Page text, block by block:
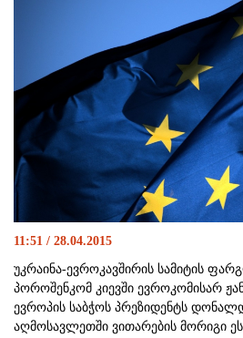
11:51 / 28.04.2015
უკრაინა-ევროკავშირის სამიტის
პოროშენკომ კიევში ევროკომისარ
ევროპის საბჭოს პრეზიდენტს
აღმოსავლეთში ვითარების მორიგი